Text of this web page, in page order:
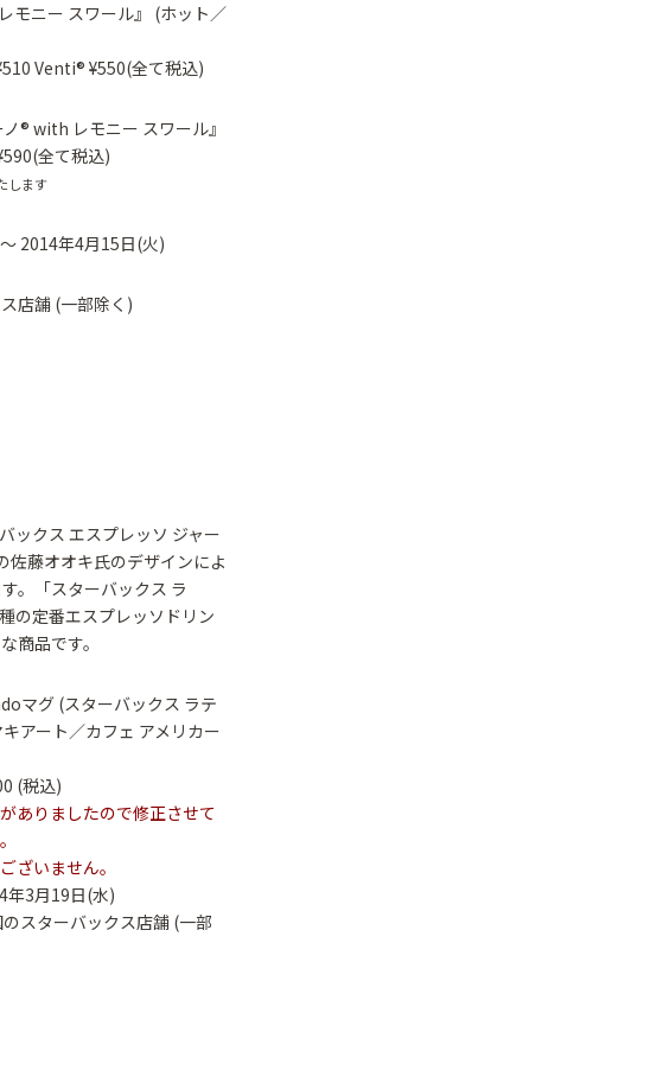
モニー スワール』 (ホット／
Venti® ¥550(全て税込)
® with レモニー スワール』
全て税込)
します
2014年4月15日(火)
店舗 (一部除く)
ックス エスプレッソ ジャー
藤オオキ氏のデザインによ
。「スターバックス ラ
の定番エスプレッソドリン
商品です。
マグ (スターバックス ラテ
アート／カフェ アメリカー
(税込)
ありましたので修正させて
いません。
3月19日(水)
スターバックス店舗 (一部